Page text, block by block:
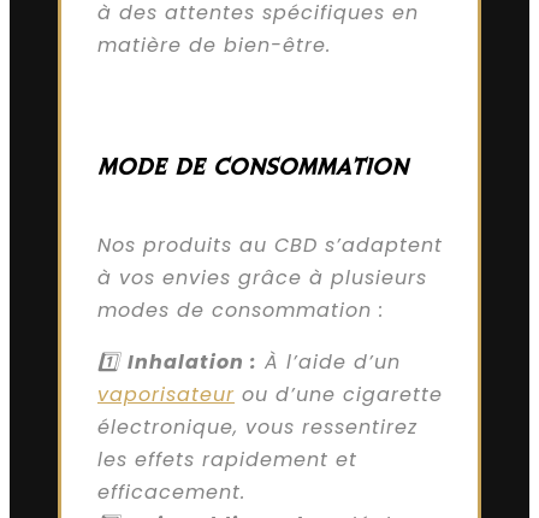
à des attentes spécifiques en
matière de bien-être.
MODE DE CONSOMMATION
Nos produits au CBD s’adaptent
à vos envies grâce à plusieurs
modes de consommation :
1️⃣ Inhalation : À l’aide d’un
vaporisateur ou d’une cigarette
électronique, vous ressentirez
les effets rapidement et
efficacement.